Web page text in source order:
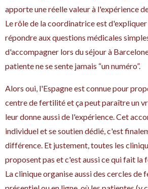
apporte une réelle valeur à l'expérience
Le rôle de la coordinatrice est d'expliquer
répondre aux questions médicales
d'accompagner lors du séjour à
patiente ne se sente jamais “un numéro”.
Alors oui, l'Espagne est connue pour
centre de fertilité et ça peut paraître un
leur donne aussi de l'expérience. Cet
individuel et se soutien dédié, c'est
différence. Et justement, toutes les
proposent pas et c'est aussi ce qui fait la
La clinique organise aussi des cercles de